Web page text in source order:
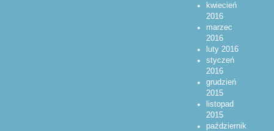
kwiecień
2016
marzec
2016
luty 2016
styczeń
2016
grudzień
2015
listopad
2015
październik